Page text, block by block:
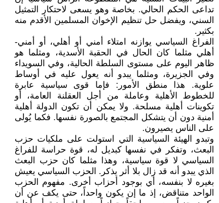
تداعى الحكم الحالي. بخاصة وهو يسعى لاحتكار التمثيل
السني، ويفضل حل تنظيم الإخوان المسلمين الأقدم منه
بكثير.
الفراغ السياسي يوازنه امتلاء أمني أو أهلي، أو أمني-
أهلي مثلما كان الحال في الحقبة الأسدية، ومثلما هو
ظاهر اليوم على مستوى السلطة الحالية، وفي السويداء
وفي الجزيرة، ومثلما يبدو أنه يعول عليه في أوساط
علوية. هذا منطق الأمور: فإما قوى سياسية عابرة
للخطوط الأهلية وعاملة من أجل العقلنة العامة، أو
تكوينات أهلية مسلحة. ولا يمكن أن تكون الدولة أهلية
أمنية دون أن يتشكل المجتمع بالصورة نفسها. فكما يُولى
على الناس يصيرون.
وتبدو الهيئة السياسية التي استولت على ملكيات حزب
البعث، وتفكر في نفسها كبديل له، قوة حراسة للفراغ
السياسي لا قوة سياسية، وهذا مثلما كان حزب البعث
الذي يبدو أنه قد زال بلا أثر يذكر. الحزب السياسي يعيش
بغيره لا بنفسه، أي بوجود أحزاب أخرى. مفهوم الحزب
الواحد متناقض، إذ ما إن يكون واحداً، حتى يكف عن أن